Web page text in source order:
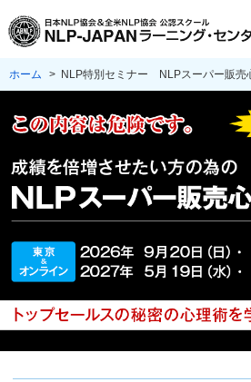
ホーム > NLP特別セミナー NLPスーパー販売